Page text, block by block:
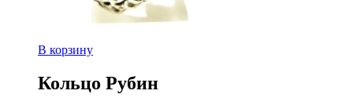
В корзину
Кольцо Рубин